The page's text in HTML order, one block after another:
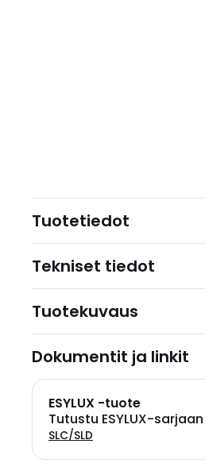
Tuotetiedot
Tekniset tiedot
Tuotekuvaus
Dokumentit ja linkit
ESYLUX -tuote
Tutustu ESYLUX-sarjaan
SLC/SLD